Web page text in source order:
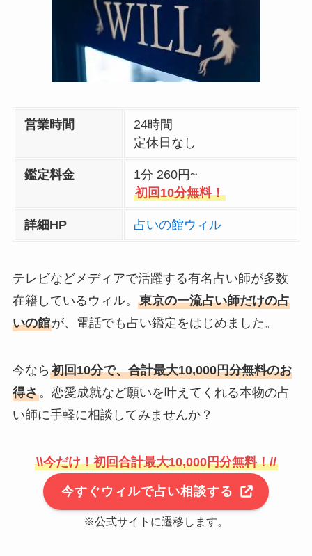
営業時間
24時間
定休日なし
鑑定料金
1分 260円~
初回10分無料！
詳細HP 占いの館ウィル
テレビなどメディアで活躍する有名占い師が多数
在籍しているウィル。 東京の一流占い師だけの占
いの館が、電話でも占い鑑定をはじめました。
今なら 初回10分で、合計最大10,000円分無料のお
得さ。恋愛成就など願いを叶えてくれる本物の占
い師に手軽に相談してみませんか？
\\今だけ！初回合計最大10,000円分無料！//
今すぐウィルで占い相談する
※公式サイトに遷移します。